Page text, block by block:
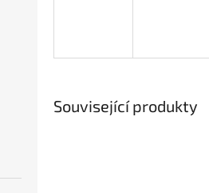
Související produkty